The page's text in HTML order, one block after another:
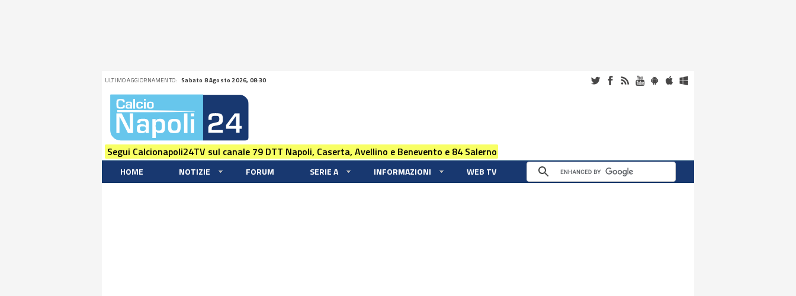
ULTIMO AGGIORNAMENTO: Sabato 8 Agosto 2026, 08:30
Segui Calcionapoli24TV sul canale 79 DTT Napoli, Caserta, Avellino e Benevento e 84 Salerno
HOME NOTIZIE FORUM SERIE A INFORMAZIONI WEB TV